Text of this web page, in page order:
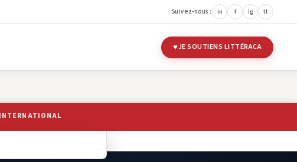
Suivez-nous : in f ig tt
JE SOUTIENS LITTÉRACA
INTERNATIONAL